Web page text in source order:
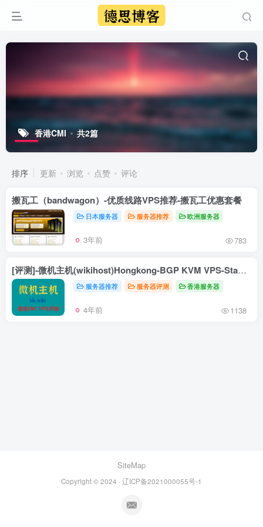
香港CMI 共2篇
排序 更新 浏览 点赞 评论
搬瓦工（bandwagon）-优质线路VPS推荐-搬瓦工优惠套餐
日本服务器 服务器推荐 欧洲服务器
3年前 783
[评测]-微机主机(wikihost)Hongkong-BGP KVM VPS-Standard香港VPS评测-三网回程CMI-香港优质线路VPS-微机主机wikihost怎么样？
服务器推荐 服务器评测 香港服务器
4年前 1138
SiteMap
Copyright © 2024 · 辽ICP备2021000055号-1